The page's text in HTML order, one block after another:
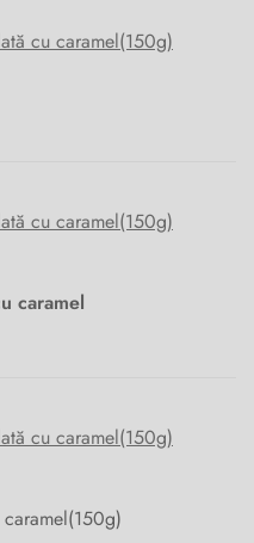
cu caramel(150g)
cu caramel(150g)
caramel
cu caramel(150g)